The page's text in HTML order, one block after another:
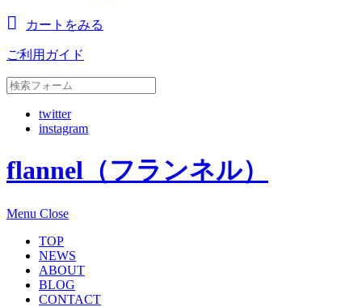
カートをみる
ご利用ガイド
twitter
instagram
flannel（フランネル）
Menu Close
TOP
NEWS
ABOUT
BLOG
CONTACT